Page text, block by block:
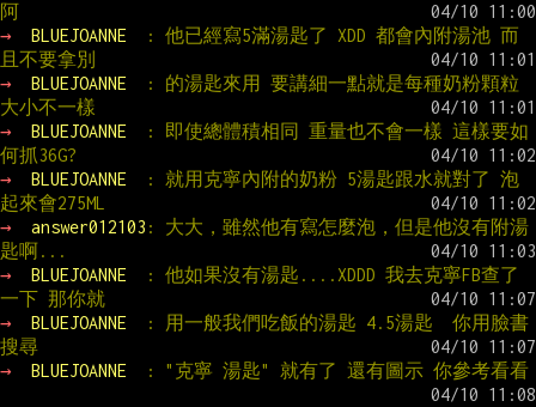
阿
→
BLUEJOANNE
: 他已經寫5滿湯匙了 XDD 都會內附湯池 而
且不要拿別
→
BLUEJOANNE
: 的湯匙來用 要講細一點就是每種奶粉顆粒
大小不一樣
→
BLUEJOANNE
: 即使總體積相同 重量也不會一樣 這樣要如
何抓36G?
→
BLUEJOANNE
: 就用克寧內附的奶粉 5湯匙跟水就對了 泡
起來會275ML
→
answer012103 : 大大，雖然他有寫怎麼泡，但是他沒有附湯
匙啊...
→
BLUEJOANNE
: 他如果沒有湯匙....XDDD 我去克寧FB查了
一下 那你就
→
BLUEJOANNE
: 用一般我們吃飯的湯匙 4.5湯匙  你用臉書
搜尋
→
BLUEJOANNE : "克寧 湯匙" 就有了 還有圖示 你參考看看